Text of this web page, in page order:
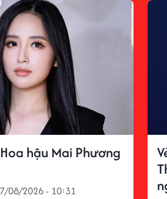
hậu Mai Phương
08/2026 - 10:31